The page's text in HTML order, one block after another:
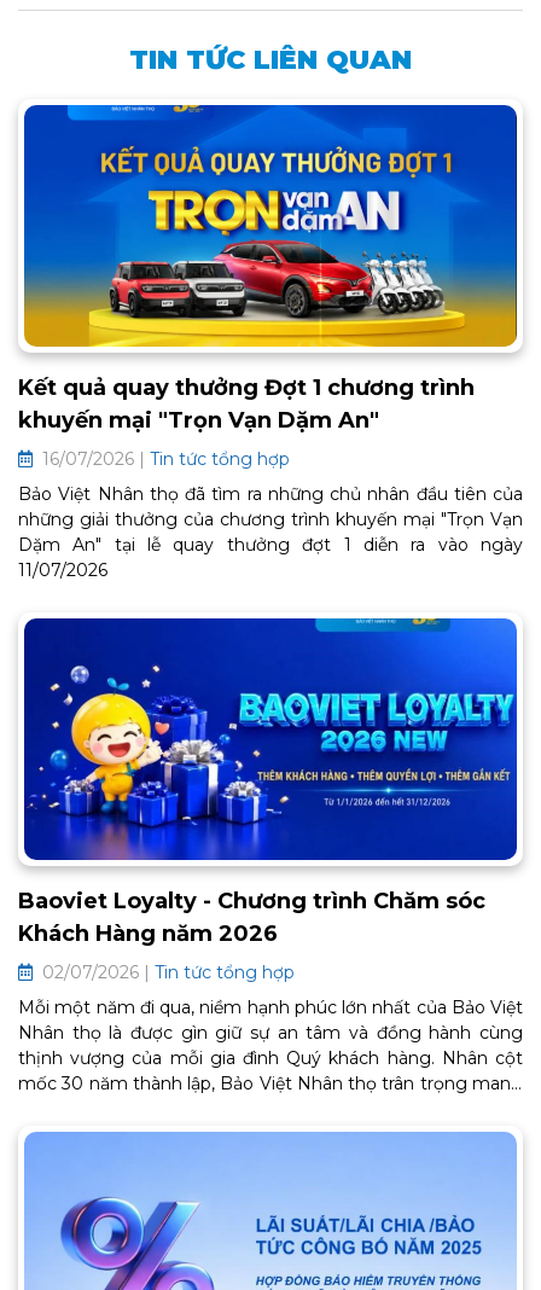
TIN TỨC LIÊN QUAN
Kết quả quay thưởng Đợt 1 chương trình
khuyến mại "Trọn Vạn Dặm An"
16/07/2026 | Tin tức tổng hợp
Bảo Việt Nhân thọ đã tìm ra những chủ nhân đầu tiên của
những giải thưởng của chương trình khuyến mại "Trọn Vạn
Dặm An" tại lễ quay thưởng đợt 1 diễn ra vào ngày
11/07/2026
Baoviet Loyalty - Chương trình Chăm sóc
Khách Hàng năm 2026
02/07/2026 | Tin tức tổng hợp
Mỗi một năm đi qua, niềm hạnh phúc lớn nhất của Bảo Việt
Nhân thọ là được gìn giữ sự an tâm và đồng hành cùng
thịnh vượng của mỗi gia đình Quý khách hàng. Nhân cột
mốc 30 năm thành lập, Bảo Việt Nhân thọ trân trọng mang
Loyalty 2026. Đây là lời cảm ơn chân thành từ trái tim, tiếp